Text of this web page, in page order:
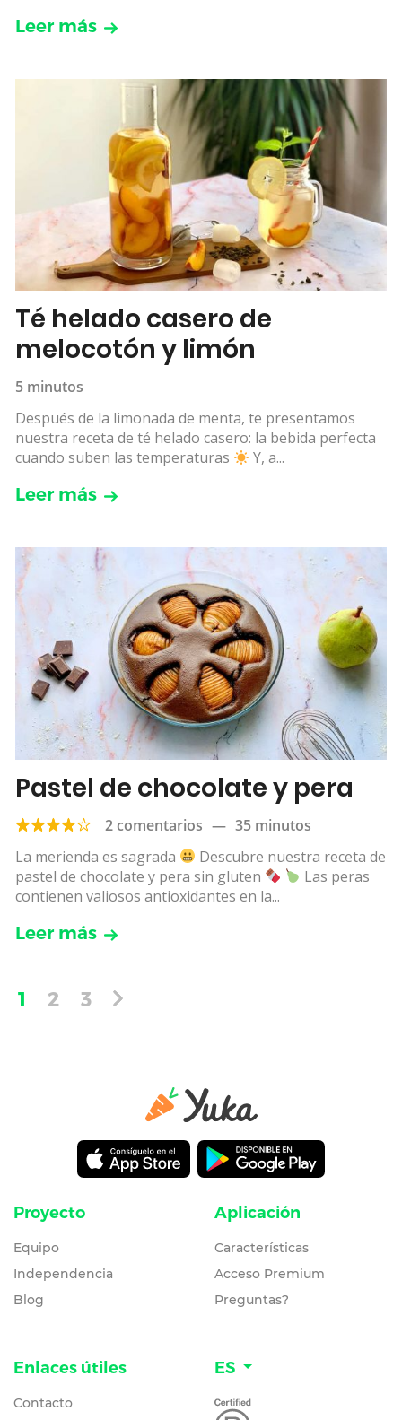
Leer más
Té helado casero de
melocotón y limón
5 minutos
Después de la limonada de menta, te presentamos
nuestra receta de té helado casero: la bebida perfecta
cuando suben las temperaturas
Y, a...
Leer más
Pastel de chocolate y pera
2 comentarios — 35 minutos
La merienda es sagrada
Descubre nuestra receta de
pastel de chocolate y pera sin gluten
Las peras
contienen valiosos antioxidantes en la...
Leer más
1 2 3
Proyecto
Equipo
Independencia
Blog
Aplicación
Características
Acceso Premium
Preguntas?
Enlaces útiles
Contacto
ES